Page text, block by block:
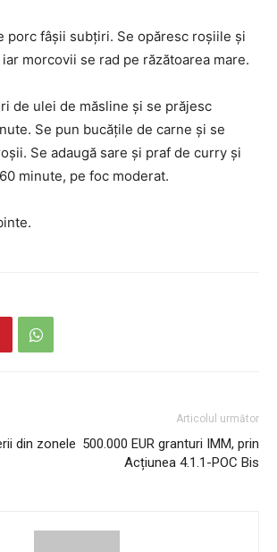
porc fâșii subțiri. Se opăresc roșiile și
morcovii se rad pe răzătoarea mare.
de ulei de măsline și se prăjesc
Se pun bucățile de carne și se
Se adaugă sare și praf de curry și
minute, pe foc moderat.
din zonele
Articolul următor
500.000 EUR granturi IMM, prin
Acțiunea 4.1.1-POC Bis